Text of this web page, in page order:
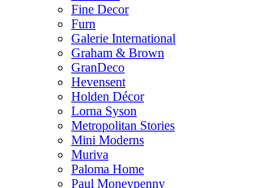
Fine Decor
Furn
Galerie International
Graham & Brown
GranDeco
Hevensent
Holden Décor
Lorna Syson
Metropolitan Stories
Mini Moderns
Muriva
Paloma Home
Paul Moneypenny